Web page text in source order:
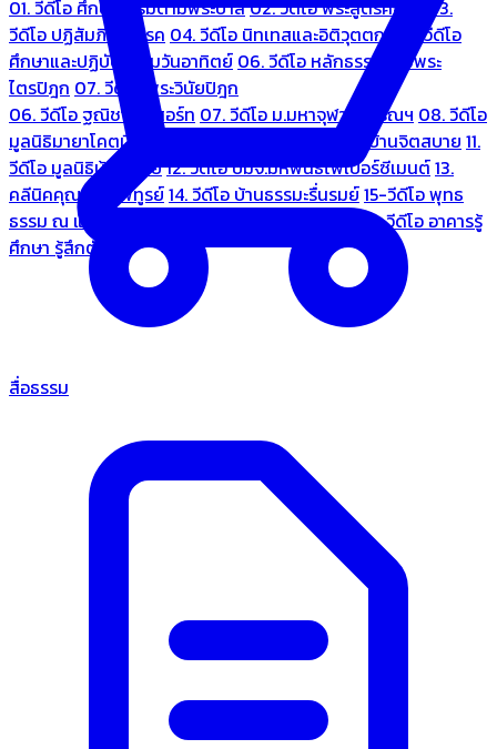
01. วีดีโอ ศึกษาธรรมตามพระบาลี02. วีดีโอ พระสูตรศึกษา
03.
วีดีโอ ปฏิสัมภิทามรรค 04. วีดีโอ นิทเทสและอิติวุตตกะ
05. วีดีโอ
ศึกษาและปฏิบัติธรรมวันอาทิตย์ 06. วีดีโอ หลักธรรมตามพระ
ไตรปิฎก 07. วีดีโอ พระวินัยปิฎก
06. วีดีโอ ฐณิชาฌ์รีสอร์ท 07. วีดีโอ ม.มหาจุฬาลงกรณฯ 08. วีดีโอ
มูลนิธิมายาโคตมี
10. วีดีโอ บ้านจิตสบาย 11.
วีดีโอ มูลนิธิบ้านอารีย์12. วีดีโอ บมจ.มหพันธ์ไฟเบอร์ซีเมนต์13.
คลีนิคคุณหมอไพทูรย์14. วีดีโอ บ้านธรรมะรื่นรมย์15-วีดีโอ พุทธ
ธรรม ณ แดนพุทธภูมิ
19. วีดีโอ อาคารรู้
ศึกษา รู้สึกตัว
สื่อธรรม